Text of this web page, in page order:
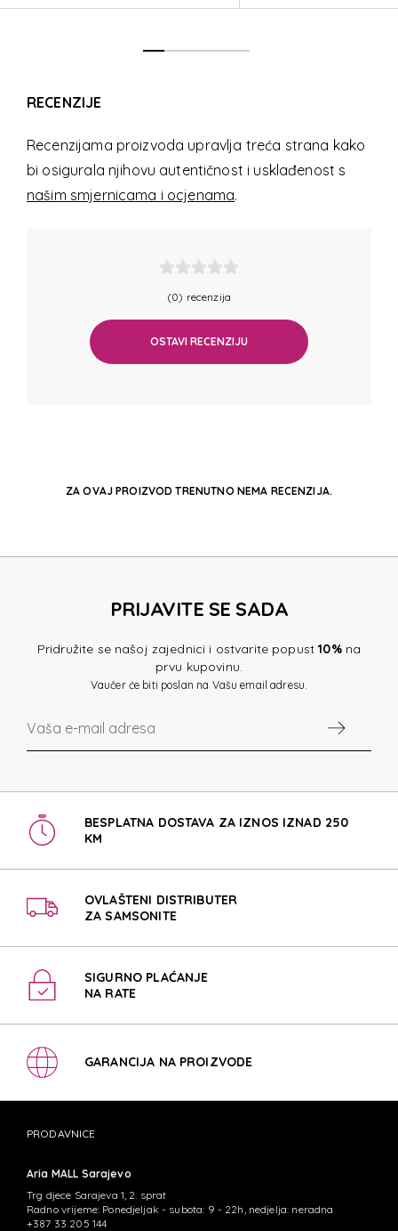
RECENZIJE
Recenzijama proizvoda upravlja treća strana kako
bi osigurala njihovu autentičnost i usklađenost s
našim smjernicama i ocjenama.
(0) recenzija
OSTAVI RECENZIJU
ZA OVAJ PROIZVOD TRENUTNO NEMA RECENZIJA.
PRIJAVITE SE SADA
Pridružite se našoj zajednici i ostvarite popust10%na
prvu kupovinu.
Vaučer će biti poslan na Vašu email adresu.
BESPLATNA DOSTAVA ZA IZNOS IZNAD 250
KM
OVLAŠTENI DISTRIBUTER
ZA SAMSONITE
SIGURNO PLAĆANJE
NA RATE
GARANCIJA NA PROIZVODE
PRODAVNICE
Aria MALL Sarajevo
Trg djece Sarajeva 1, 2. sprat
Radno vrijeme: Ponedjeljak - subota: 9 - 22h, nedjelja: neradna
+387 33 205 144